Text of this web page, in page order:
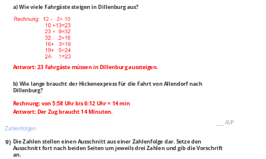
a) Wie viele Fahrgäste steigen in Dillenburg aus?
Antwort: 23 Fahrgäste müssen in Dillenburg aussteigen.
b) Wie lange braucht der Hickenexpress für die Fahrt von Allendorf nach
Dillenburg?
Rechnung: von 5:58 Uhr bis 6:12 Uhr = 14 min
Antwort: Der Zug braucht 14 Minuten.
/6P
Zahlenfolgen
9) Die Zahlen stellen einen Ausschnitt aus einer Zahlenfolge dar. Setze den
Ausschnitt fort nach beiden Seiten um jeweils drei Zahlen und gib die Vorschrift
an.